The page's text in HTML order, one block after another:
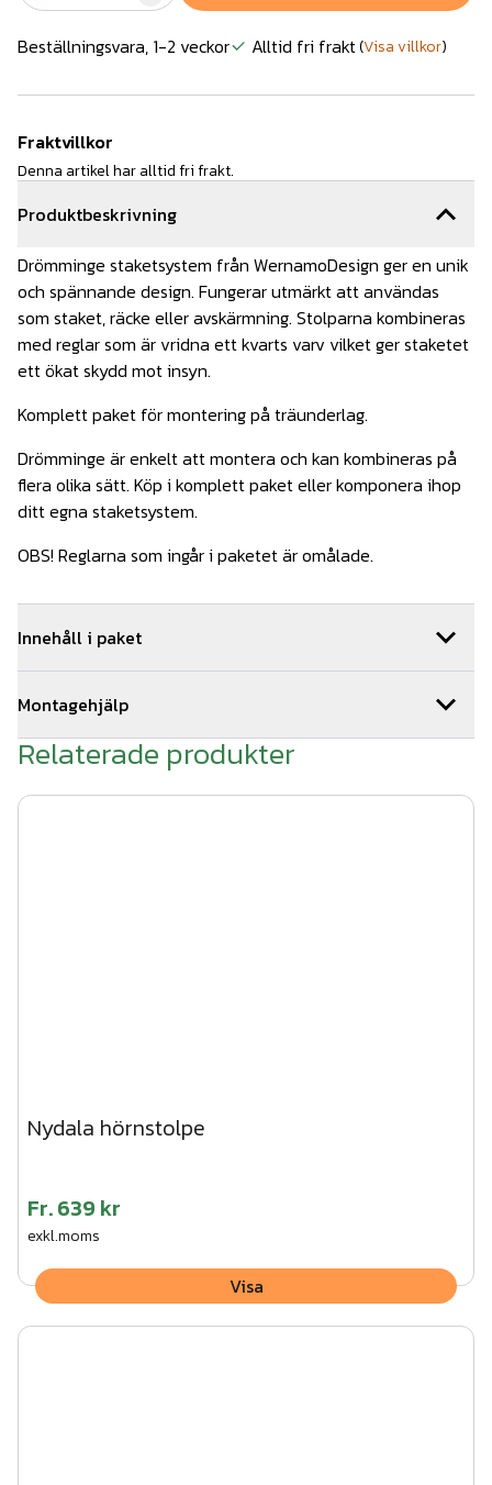
Produktbeskrivning
Drömminge staketsystem från WernamoDesign ger en unik
och spännande design. Fungerar utmärkt att användas
som staket, räcke eller avskärmning. Stolparna kombineras
med reglar som är vridna ett kvarts varv vilket ger staketet
ett ökat skydd mot insyn.
Komplett paket för montering på träunderlag.
Drömminge är enkelt att montera och kan kombineras på
flera olika sätt. Köp i komplett paket eller komponera ihop
ditt egna staketsystem.
OBS! Reglarna som ingår i paketet är omålade.
Innehåll i paket
2st WernamoDesign stolphatt vit
Wer501-4
2st WernamoDesign stolpfot vit Art.nr.Wer500-4
2 st Drömminge ände 1780 mm Vit
2st Träskruv till stolpfot WD Art.nr.WerDe-901
Montagehjälp
Så här monterar du ditt staket:
1. Tryck fast stolpen på stolpfoten.
Beställningsvara, 1-2 veckor Alltid fri frakt(Visa villkor)
Fraktvillkor
Denna artikel har alltid fri frakt.
Relaterade produkter
Nydala hörnstolpe
Fr.639 kr
exkl.moms
Visa